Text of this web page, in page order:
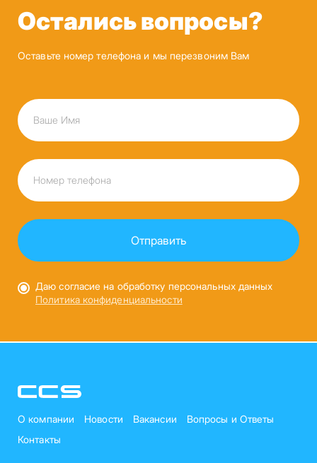
Остались вопросы?
Оставьте номер телефона и мы перезвоним Вам
Даю согласие на обработку персональных данных
Политика конфиденциальности
О компании Новости Вакансии
Вопросы и Ответы
Контакты